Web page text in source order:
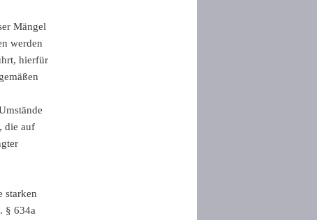
Mängel
werden
hierfür
die auf
starken
§ 634a